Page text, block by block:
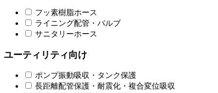
フッ素樹脂ホース
ライニング配管・バルブ
サニタリーホース
ユーティリティ向け
ポンプ振動吸収・タンク保護
長距離配管保護・耐震化・複合変位吸収